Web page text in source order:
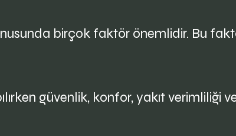
birçok faktör önemlidir. Bu
güvenlik, konfor, yakıt